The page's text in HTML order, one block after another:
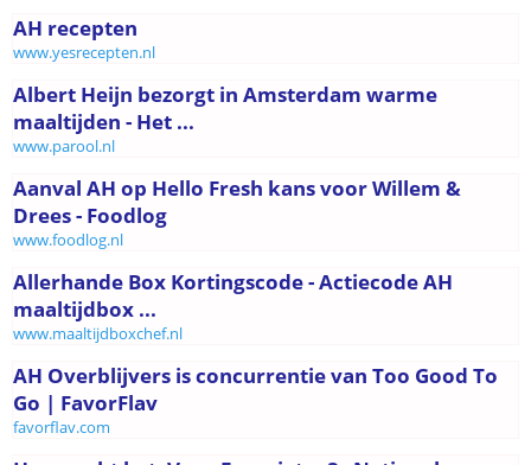
AH recepten
www.yesrecepten.nl
Albert Heijn bezorgt in Amsterdam warme
maaltijden - Het ...
www.parool.nl
Aanval AH op Hello Fresh kans voor Willem &
Drees - Foodlog
www.foodlog.nl
Allerhande Box Kortingscode - Actiecode AH
maaltijdbox ...
www.maaltijdboxchef.nl
AH Overblijvers is concurrentie van Too Good To
Go | FavorFlav
favorflav.com